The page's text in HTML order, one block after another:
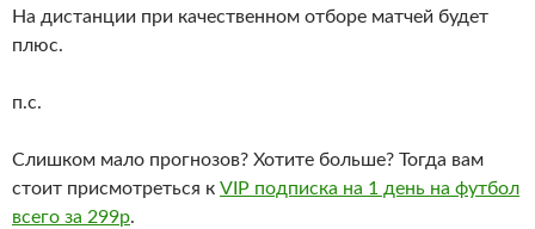
На дистанции при качественном отборе матчей будет
плюс.
п.с.
Слишком мало прогнозов? Хотите больше? Тогда вам
стоит присмотреться к VIP подписка на 1 день на футбол
всего за 299р.